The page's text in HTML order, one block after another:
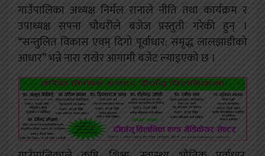
गाउँपालिका अध्यक्ष निर्मल रानाले नीति तथा कार्यक्रम र
उपाध्यक्ष सपना चौधरीले बजेज प्रस्तुती गरेकी हुन् ।
“सन्तुलित विकास एवम् दिगो पूर्वाधार; समृद्ध लालझाडीको
आधार” भन्ने नारा राखेर आगामी बजेट ल्याइएको छ ।